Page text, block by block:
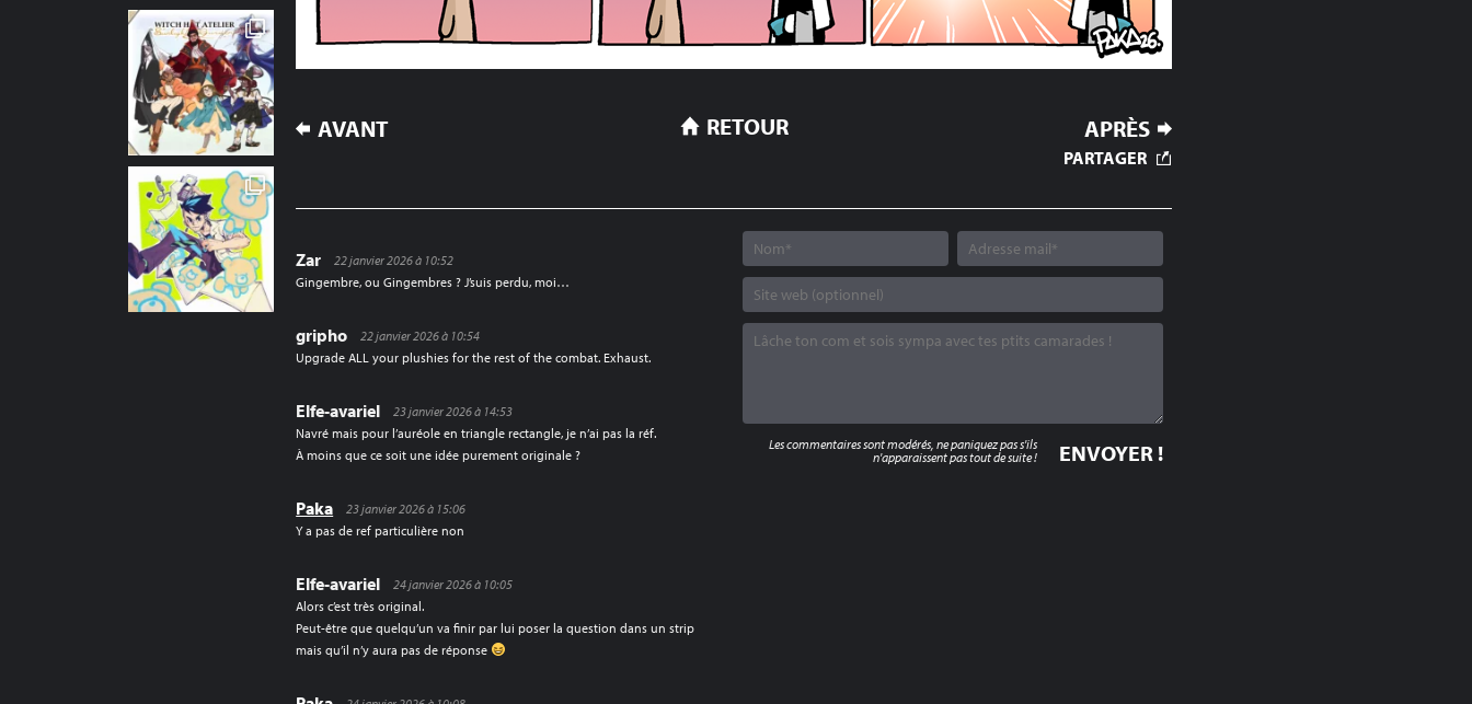
NAVIGATION
AVANT APRÈS
RETOUR
PARTAGER
Zar
22 janvier 2026 à 10:52
Gingembre, ou Gingembres ? J’suis perdu, moi…
gripho
22 janvier 2026 à 10:54
Upgrade ALL your plushies for the rest of the combat. Exhaust.
Elfe-avariel
23 janvier 2026 à 14:53
Navré mais pour l’auréole en triangle rectangle, je n’ai pas la réf.
À moins que ce soit une idée purement originale ?
Paka
23 janvier 2026 à 15:06
Y a pas de ref particulière non
Elfe-avariel
24 janvier 2026 à 10:05
Alors c’est très original.
Peut-être que quelqu’un va finir par lui poser la question dans un strip
mais qu’il n’y aura pas de réponse
Les commentaires sont modérés, ne paniquez pas s'ils
n'apparaissent pas tout de suite !